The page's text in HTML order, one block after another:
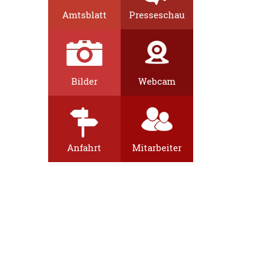
Amtsblatt Presseschau
Bilder Webcam
Anfahrt Mitarbeiter